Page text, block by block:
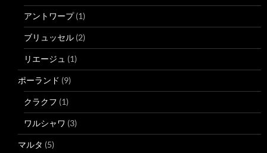
アントワープ(1)
ブリュッセル (2)
リエージュ (1)
ポーランド (9)
クラクフ (1)
ワルシャワ (3)
マルタ (5)